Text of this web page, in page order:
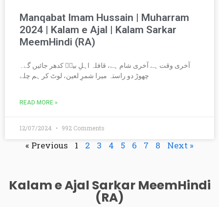
Manqabat Imam Hussain | Muharram
2024 | Kalam e Ajal | Kalam Sarkar
MeemHindi (RA)
آخری وقت ہے آخری شام ہے، قافلہ اہلِ بیتؑ کدھر جائیں گے۔
چھوڑ دو راستہ میرا شمرِ لعین، لوٹ کر ہم چلے
READ MORE »
12/07/2024 992 Comments
« Previous 1 2 3 4 5 6 7 8 Next »
Kalam e Ajal Sarkar MeemHindi
(RA)